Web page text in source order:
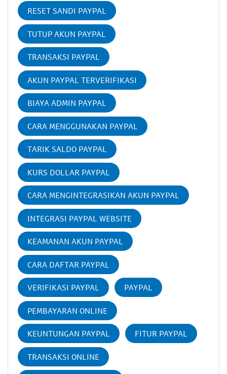
RESET SANDI PAYPAL
TUTUP AKUN PAYPAL
TRANSAKSI PAYPAL
AKUN PAYPAL TERVERIFIKASI
BIAYA ADMIN PAYPAL
CARA MENGGUNAKAN PAYPAL
TARIK SALDO PAYPAL
KURS DOLLAR PAYPAL
CARA MENGINTEGRASIKAN AKUN PAYPAL
INTEGRASI PAYPAL WEBSITE
KEAMANAN AKUN PAYPAL
CARA DAFTAR PAYPAL
VERIFIKASI PAYPAL PAYPAL
PEMBAYARAN ONLINE
KEUNTUNGAN PAYPAL FITUR PAYPAL
TRANSAKSI ONLINE